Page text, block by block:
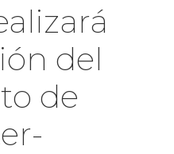
del
de